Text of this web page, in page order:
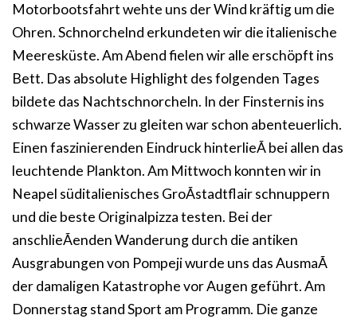
Motorbootsfahrt wehte uns der Wind kräftig um die
Ohren. Schnorchelnd erkundeten wir die italienische
Meeresküste. Am Abend fielen wir alle erschöpft ins
Bett. Das absolute Highlight des folgenden Tages
bildete das Nachtschnorcheln. In der Finsternis ins
schwarze Wasser zu gleiten war schon abenteuerlich.
Einen faszinierenden Eindruck hinterlieÃ bei allen das
leuchtende Plankton. Am Mittwoch konnten wir in
Neapel süditalienisches GroÃstadtflair schnuppern
und die beste Originalpizza testen. Bei der
anschlieÃenden Wanderung durch die antiken
Ausgrabungen von Pompeji wurde uns das AusmaÃ
der damaligen Katastrophe vor Augen geführt. Am
Donnerstag stand Sport am Programm. Die ganze